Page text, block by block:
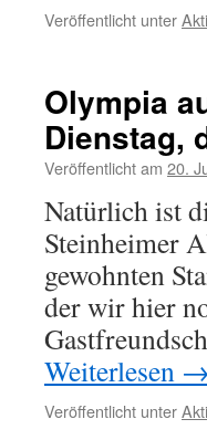
Veröffentlicht unter
Olympia
Dienstag,
Veröffentlicht am 20.
Natürlich ist
Steinheimer
gewohnten
der wir hier
Weiterlesen →
Veröffentlicht unter